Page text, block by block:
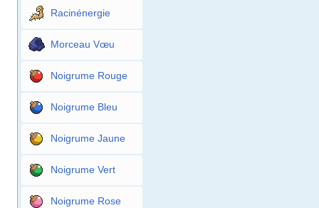
Racinénergie
Morceau Vœu
Noigrume Rouge
Noigrume Bleu
Noigrume Jaune
Noigrume Vert
Noigrume Rose